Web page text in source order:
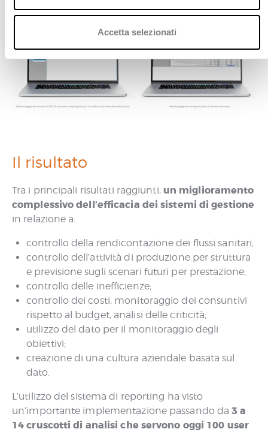
n
Accetta selezionati
Il risultato
Tra i principali risultati raggiunti, un miglioramento
complessivo dell’efficacia dei sistemi di gestione
in relazione a:
controllo della rendicontazione dei flussi sanitari;
controllo dell’attività di produzione per struttura
e previsione sugli scenari futuri per prestazione;
controllo delle inefficienze;
controllo dei costi, monitoraggio dei consuntivi
rispetto al budget, analisi delle criticità;
utilizzo del dato per il monitoraggio degli
obiettivi;
creazione di una cultura aziendale basata sul
dato.
L’utilizzo del sistema di reporting ha visto
un’importante implementazione passando da3 a
14 cruscotti di analisi che servono oggi 100 user